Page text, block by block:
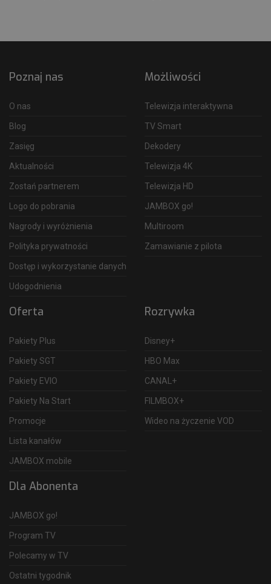
Poznaj nas
O nas
Blog
Zasięg
Aktualności
Zostań partnerem
Logo do pobrania
Nagrody i wyróżnienia
Polityka prywatności
Dostęp i wykorzystanie danych
Udogodnienia
Możliwości
Telewizja interaktywna
TV Smart
Dekodery
Telewizja 4K
Telewizja HD
JAMBOX go!
Multiroom
Zamawianie z pilota
Oferta
Pakiety Plus
Pakiety SGT
Pakiety EVIO
Pakiety Na Start
Promocje
Lista kanałów
JAMBOX mobile
Rozrywka
Disney+
HBO Max
CANAL+
FILMBOX+
Wideo na życzenie VOD
Dla Abonenta
JAMBOX go!
Program TV
Polecamy w TV
Ostatni tygodnik